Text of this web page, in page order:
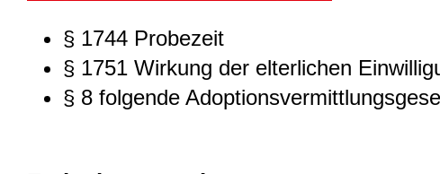
§ 1744 Probezeit
§ 1751 Wirkung der elterlichen
§ 8 folgende